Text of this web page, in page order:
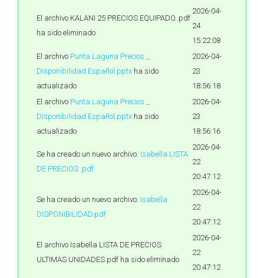
El archivo KALANI 25 PRECIOS EQUIPADO..pdf
ha sido eliminado
2026-04-
24
15:22:08
El archivo Punta Laguna Precios _
Disponibilidad Español.pptx ha sido
actualizado
2026-04-
23
18:56:18
El archivo Punta Laguna Precios _
Disponibilidad Español.pptx ha sido
actualizado
2026-04-
23
18:56:16
Se ha creado un nuevo archivo: Isabella LISTA
DE PRECIOS .pdf
2026-04-
22
20:47:12
Se ha creado un nuevo archivo: Isabella
DISPONIBILIDAD.pdf
2026-04-
22
20:47:12
El archivo Isabella LISTA DE PRECIOS
ULTIMAS UNIDADES.pdf ha sido eliminado
2026-04-
22
20:47:12